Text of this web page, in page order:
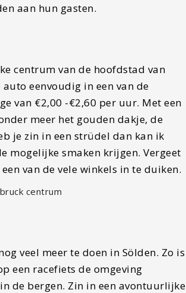
aan hun gasten.
centrum van de hoofdstad van
eenvoudig in een van de
van €2,00 -€2,60 per uur. Met een
meer het gouden dakje, de
je zin in een strüdel dan kan ik
mogelijke smaken krijgen. Vergeet
van de vele winkels in te duiken.
veel meer te doen in Sölden. Zo is
een racefiets de omgeving
de bergen. Zin in een avontuurlijke